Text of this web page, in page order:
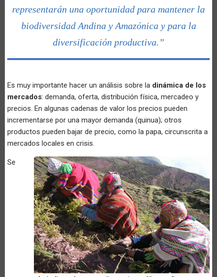
representarán una oportunidad para mantener la
biodiversidad Andina y Amazónica y para la
diversificación productiva.”
Es muy importante hacer un análisis sobre la dinámica de los
mercados: demanda, oferta, distribución física, mercadeo y
precios. En algunas cadenas de valor los precios pueden
incrementarse por una mayor demanda (quinua); otros
productos pueden bajar de precio, como la papa, circunscrita a
mercados locales en crisis.
Se